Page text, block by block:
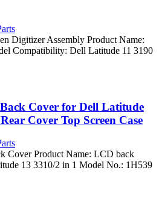
Digitizer Assembly Product Name:
Compatibility: Dell Latitude 11 3190
Cover for Dell Latitude
Cover Top Screen Case
Cover Product Name: LCD back
13 3310/2 in 1 Model No.: 1H539